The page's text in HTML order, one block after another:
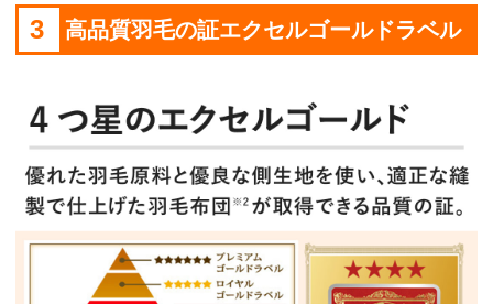
3 高品質羽毛の証エクセルゴールドラベル